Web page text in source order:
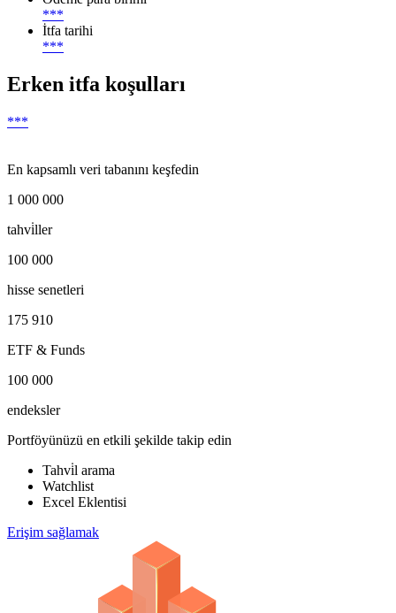
***
İtfa tarihi
***
Erken itfa koşulları
***
En kapsamlı veri tabanını keşfedin
1 000 000
tahvi̇ller
100 000
hisse senetleri
175 910
ETF & Funds
100 000
endeksler
Portföyünüzü en etkili şekilde takip edin
Tahvi̇l arama
Watchlist
Excel Eklentisi
Erişim sağlamak